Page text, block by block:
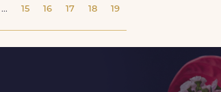
... 15 16 17 18 19